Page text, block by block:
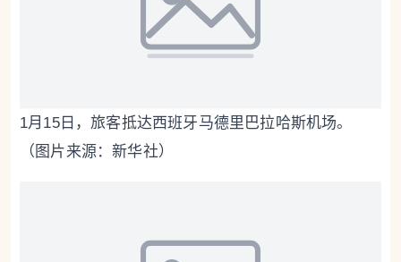
1月15日，旅客抵达西班牙马德里巴拉哈斯机场。
（图片来源：新华社）